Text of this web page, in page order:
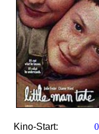
Kino-Start: